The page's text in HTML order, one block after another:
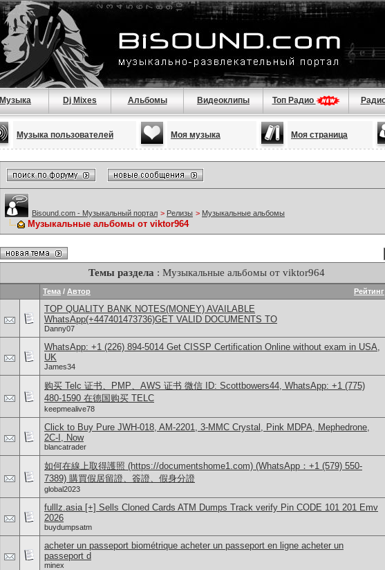
Музыка Dj Mixes Альбомы Видеоклипы Топ Радио
Музыка пользователей Моя музыка Моя страница
Bisound.com - Музыкальный портал > Релизы > Музыкальные альбомы
Музыкальные альбомы от viktor964
Темы раздела : Музыкальные альбомы от viktor964
Рейтинг
Тема / Автор
TOP QUALITY BANK NOTES(MONEY) AVAILABLE
WhatsApp(+447401473736)GET VALID DOCUMENTS TO
Danny07
WhatsApp: +1 (226) 894-5014​ Get CISSP Certification Online without exam in USA,
UK
James34
购买 Telc 证书、PMP、AWS 证书 微信 ID: Scottbowers44, WhatsApp: +1 (775)
480-1590 在德国购买 TELC
keepmealive78
Click to Buy Pure JWH-018, AM-2201, 3-MMC Crystal, Pink MDPA, Mephedrone,
2C-I, Now
blancatrader
如何在線上取得護照 (https://documentshome1.com) (WhatsApp：+1 (579) 550-
7389) 購買假居留證、簽證、假身分證
global2023
fulllz.asia [+] Sells Cloned Cards ATM Dumps Track verify Pin CODE 101 201 Emv
2026
buydumpsatm
acheter un passeport biométrique acheter un passeport en ligne acheter un
passeport d
minex